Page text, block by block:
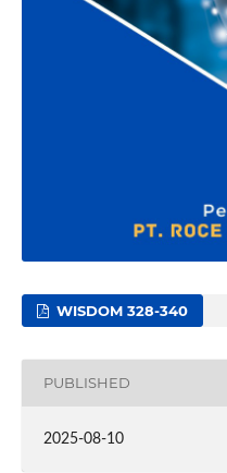
WISDOM 328-340
PUBLISHED
2025-08-10